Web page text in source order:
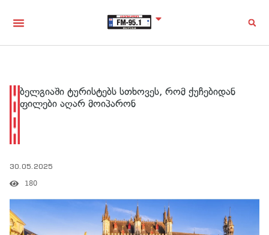
ბელგიაში ტურისტებს სთხოვეს, რომ ქუჩებიდან
ფილები აღარ მოიპარონ
30.05.2025
180